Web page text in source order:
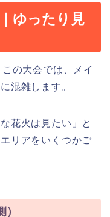
ゆったり見
の大会では、メイ
混雑します。
花火は見たい」と
リアをいくつかご